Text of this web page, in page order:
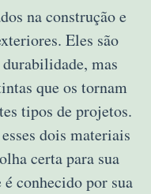
na construção e
Eles são
mas
que os tornam
tipos de projetos.
dois materiais
certa para sua
conhecido por sua